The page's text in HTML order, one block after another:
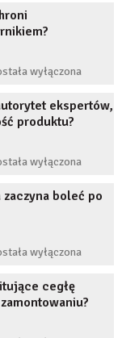
wyłączona
ekspertów,
produktu?
wyłączona
boleć po
wyłączona
cegłę